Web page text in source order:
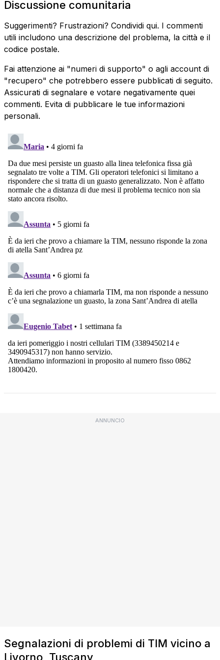
Discussione comunitaria
Suggerimenti? Frustrazioni? Condividi qui. I commenti
utili includono una descrizione del problema, la città e il
codice postale.
Fai attenzione ai "numeri di supporto" o agli account di
"recupero" che potrebbero essere pubblicati di seguito.
Assicurati di segnalare e votare negativamente quei
commenti. Evita di pubblicare le tue informazioni
personali.
ANNUNCIO
Segnalazioni di problemi di TIM vicino a
Livorno, Tuscany